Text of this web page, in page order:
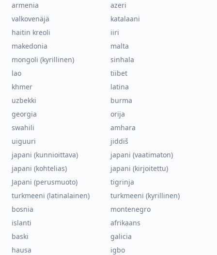
armenia
azeri
valkovenäjä
katalaani
haitin kreoli
iiri
makedonia
malta
mongoli (kyrillinen)
sinhala
lao
tiibet
khmer
latina
uzbekki
burma
georgia
orija
swahili
amhara
uiguuri
jiddiš
japani (kunnioittava)
japani (vaatimaton)
japani (kohtelias)
japani (kirjoitettu)
Japani (perusmuoto)
tigrinja
turkmeeni (latinalainen)
turkmeeni (kyrillinen)
bosnia
montenegro
islanti
afrikaans
baski
galicia
hausa
igbo